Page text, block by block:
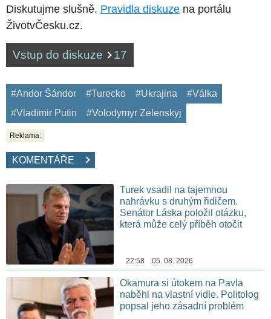
Diskutujme slušně. Pravidla diskuze na portálu
ŽivotvČesku.cz.
Vstup do diskuze 17
#Andor Šándor #Turecko #Ukrajina
#Válka
#Vladimir Putin
#Volodymyr Zelenskyj
Reklama:
KOMENTÁŘE
Turek vsadil na tajemnou
nahrávku s druhým řidičem.
Senátor Láska položil otázku,
která může celý příběh otočit
22:58 05. 08. 2026
Okamura si útokem na Pavla
naběhl na vlastní vidle. Politolog
popsal jeho zásadní problém